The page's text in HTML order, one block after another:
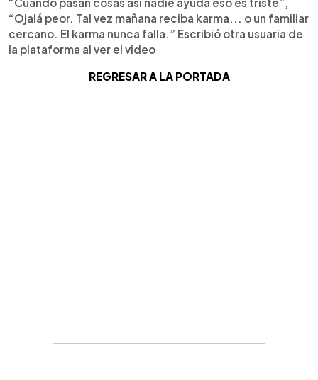
“Ojalá peor. Tal vez mañana reciba karma... o un familiar
cercano. El karma nunca falla.” Escribió otra usuaria de
la plataforma al ver el video
REGRESAR A LA PORTADA